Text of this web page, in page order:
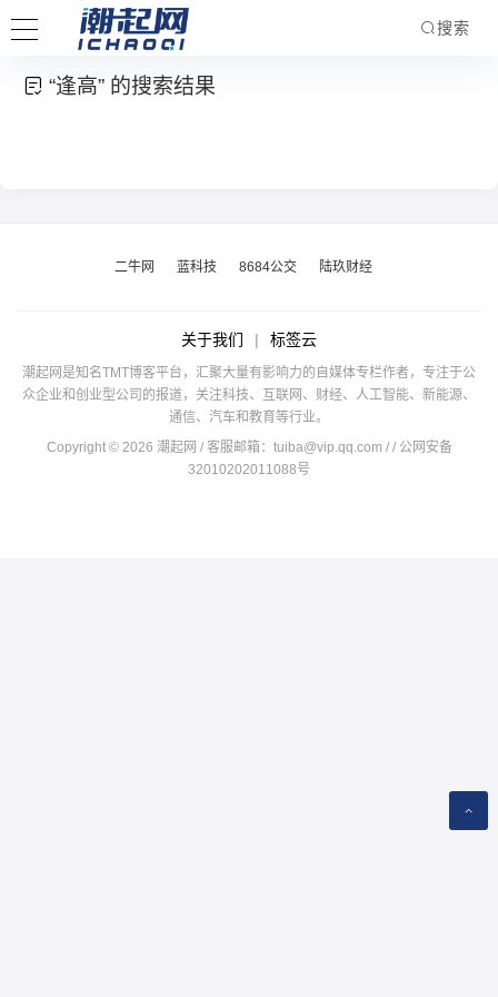
搜索
“逢高” 的搜索结果
二牛网 蓝科技 8684公交 陆玖财经
关于我们 | 标签云
潮起网是知名TMT博客平台，汇聚大量有影响力的自媒体专栏作者，专注于公
众企业和创业型公司的报道，关注科技、互联网、财经、人工智能、新能源、
通信、汽车和教育等行业。
Copyright © 2026 潮起网 / 客服邮箱： tuiba@vip.qq.com / / 公网安备
32010202011088号